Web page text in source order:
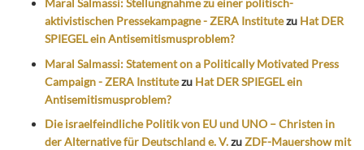
aktivistischen Pressekampagne - ZERA Institutezu Hat DER
SPIEGEL ein Antisemitismusproblem?
Maral Salmassi: Statement on a Politically Motivated Press
Campaign - ZERA Institutezu Hat DER SPIEGEL ein
Antisemitismusproblem?
Die israelfeindliche Politik von EU und UNO – Christen in
der Alternative für Deutschland e. V.zuZDF-Mauershow mit